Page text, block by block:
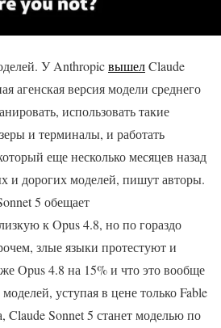
У AnthropicвышелClaude
агенская версия модели среднего
использовать такие
и терминалы, и работать
еще несколько месяцев назад
и дорогих моделей, пишут авторы.
5 обещает
к Opus 4.8, но по гораздо
злые языки протестуют и
Opus 4.8 на 15% и что это вообще
уступая в цене только Fable
Claude Sonnet 5 станет моделью по